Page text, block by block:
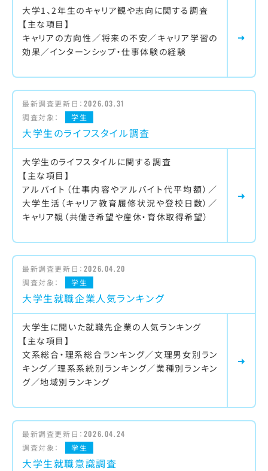
大学1、2年生のキャリア観や志向に関する調査
【主な項目】
キャリアの方向性／将来の不安／キャリア学習の
効果／インターンシップ・仕事体験の経験
最新調査更新日： 2026.03.31
調査対象：
学生
大学生のライフスタイル調査
大学生のライフスタイルに関する調査
【主な項目】
アルバイト（仕事内容やアルバイト代平均額）／
大学生活（キャリア教育履修状況や登校日数）／
キャリア観（共働き希望や産休・育休取得希望）
最新調査更新日： 2026.04.20
調査対象：
学生
大学生就職企業人気ランキング
大学生に聞いた就職先企業の人気ランキング
【主な項目】
文系総合・理系総合ランキング／文理男女別ラン
キング／理系系統別ランキング／業種別ランキン
グ／地域別ランキング
最新調査更新日： 2026.04.24
調査対象：
学生
大学生就職意識調査